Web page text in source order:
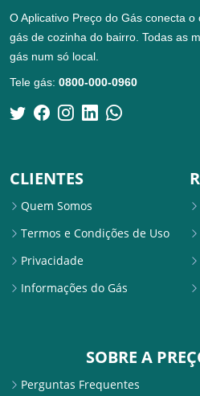
O Aplicativo Preço do Gás conecta
gás de cozinha do bairro. Todas as
gás num só local.
Tele gás: 0800-000-0960
CLIENTES
Quem Somos
Termos e Condições de Uso
Privacidade
Informações do Gás
SOBRE A
Perguntas Frequentes